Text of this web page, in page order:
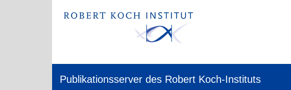
Publikationsserver des Robert Koch-Instituts